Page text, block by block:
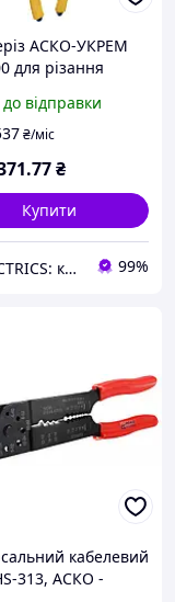
АСКО-УКРЕМ
для різання
до 150 мм2
до відправки
₴/міс
.77₴
Купити
IQ.ELECTRICS: купити електрику оптом 99%
кабелевий
313, АСКО -